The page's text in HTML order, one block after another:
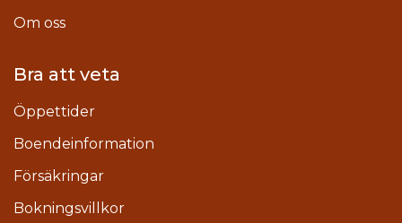
Om oss
Bra att veta
Öppettider
Boendeinformation
Försäkringar
Bokningsvillkor